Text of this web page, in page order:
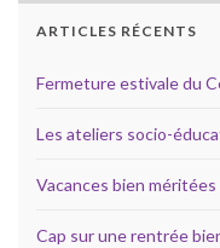
ARTICLES RÉCENTS
Fermeture estivale du
Les ateliers socio-
Vacances bien
Cap sur une rentrée